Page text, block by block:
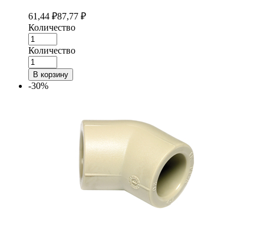
61,44 ₽87,77 ₽
Количество
Количество
В корзину
-30%